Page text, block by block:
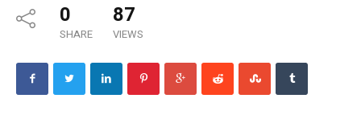
0
SHARE
87
VIEWS